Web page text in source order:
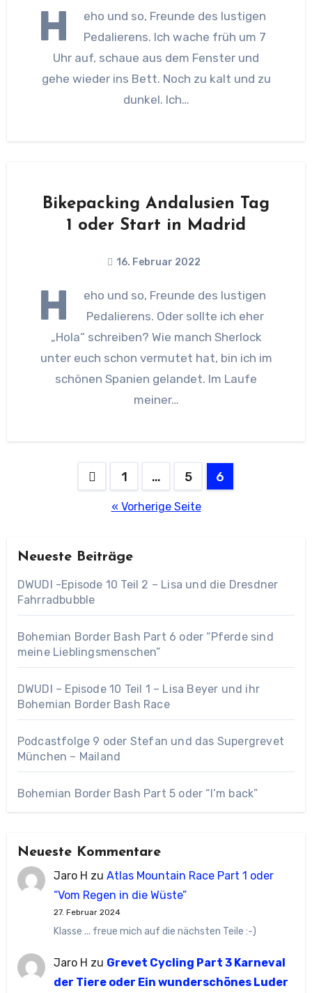
H
eho und so, Freunde des lustigen
Pedalierens. Ich wache früh um 7
Uhr auf, schaue aus dem Fenster und
gehe wieder ins Bett. Noch zu kalt und zu
dunkel. Ich…
Bikepacking Andalusien Tag
1 oder Start in Madrid
16. Februar 2022
H
eho und so, Freunde des lustigen
Pedalierens. Oder sollte ich eher
„Hola“ schreiben? Wie manch Sherlock
unter euch schon vermutet hat, bin ich im
schönen Spanien gelandet. Im Laufe
meiner…
Seitennummerierung
1 … 5 6
« Vorherige Seite
Neueste Beiträge
DWUDI -Episode 10 Teil 2 – Lisa und die Dresdner
Fahrradbubble
Bohemian Border Bash Part 6 oder “Pferde sind
meine Lieblingsmenschen”
DWUDI – Episode 10 Teil 1 – Lisa Beyer und ihr
Bohemian Border Bash Race
Podcastfolge 9 oder Stefan und das Supergrevet
München – Mailand
Bohemian Border Bash Part 5 oder “I’m back”
Neueste Kommentare
Jaro H zu Atlas Mountain Race Part 1 oder
“Vom Regen in die Wüste”
27. Februar 2024
Klasse ... freue mich auf die nächsten Teile :-)
Jaro H zu Grevet Cycling Part 3 Karneval
der Tiere oder Ein wunderschönes Luder